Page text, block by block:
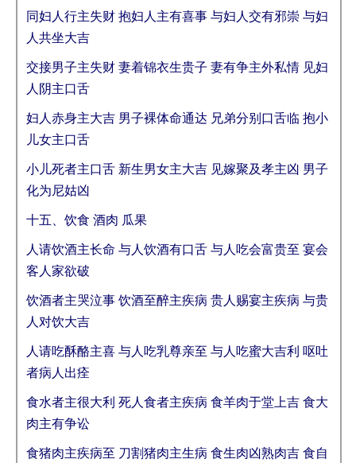
同妇人行主失财 抱妇人主有喜事 与妇人交有邪崇 与妇
人共坐大吉
交接男子主失财 妻着锦衣生贵子 妻有争主外私情 见妇
人阴主口舌
妇人赤身主大吉 男子裸体命通达 兄弟分别口舌临 抱小
儿女主口舌
小儿死者主口舌 新生男女主大吉 见嫁聚及孝主凶 男子
化为尼姑凶
十五、饮食 酒肉 瓜果
人请饮酒主长命 与人饮酒有口舌 与人吃会富贵至 宴会
客人家欲破
饮酒者主哭泣事 饮酒至醉主疾病 贵人赐宴主疾病 与贵
人对饮大吉
人请吃酥酪主喜 与人吃乳尊亲至 与人吃蜜大吉利 呕吐
者病人出痊
食水者主很大利 死人食者主疾病 食羊肉于堂上吉 食大
肉主有争讼
食猪肉主疾病至 刀割猪肉主生病 食生肉凶熟肉吉 食自